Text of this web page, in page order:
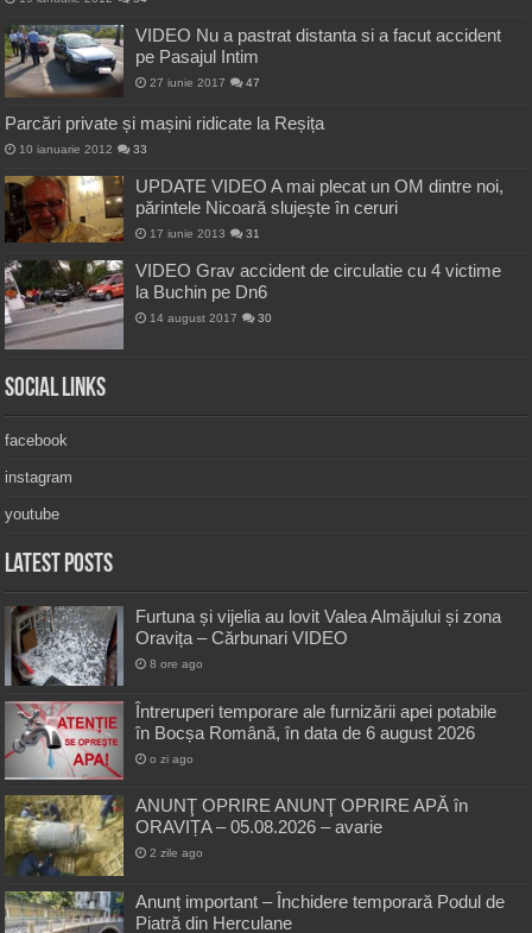
VIDEO Nu a pastrat distanta si a facut accident
pe Pasajul Intim
27 iunie 2017 47
Parcări private și mașini ridicate la Reșița
10 ianuarie 2012 33
UPDATE VIDEO A mai plecat un OM dintre noi,
părintele Nicoară slujește în ceruri
17 iunie 2013 31
VIDEO Grav accident de circulatie cu 4 victime
la Buchin pe Dn6
14 august 2017 30
Social Links
facebook
instagram
youtube
Latest Posts
Furtuna și vijelia au lovit Valea Almăjului și zona
Oravița – Cărbunari VIDEO
8 ore ago
Întreruperi temporare ale furnizării apei potabile
în Bocșa Română, în data de 6 august 2026
o zi ago
ANUNŢ OPRIRE ANUNŢ OPRIRE APĂ în
ORAVIȚA – 05.08.2026 – avarie
2 zile ago
Anunț important – Închidere temporară Podul de
Piatră din Herculane